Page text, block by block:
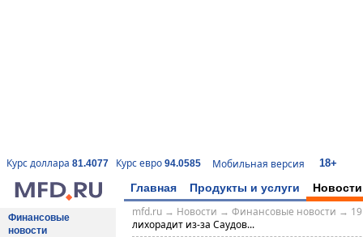
Курс доллара 81.4077 Курс евро 94.0585 Мобильная версия 18+
Главная Продукты и услуги Новости
Финансовые
новости
mfd.ru→ Новости → Финансовые новости →
лихорадит из-за Саудов...